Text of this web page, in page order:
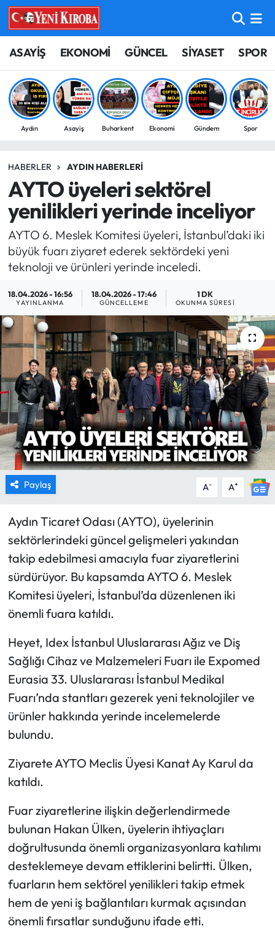
ASAYİŞ EKONOMİ GÜNCEL SİYASET SPOR
Aydın Asayiş Buharkent Ekonomi Gündem Spor
HABERLER AYDIN HABERLERI
AYTO üyeleri sektörel
yenilikleri yerinde inceliyor
AYTO 6. Meslek Komitesi üyeleri, İstanbul’daki iki
büyük fuarı ziyaret ederek sektördeki yeni
teknoloji ve ürünleri yerinde inceledi.
18.04.2026 - 16:56
YAYINLANMA
18.04.2026 - 17:46
GÜNCELLEME
1 DK
OKUNMA SÜRESI
Paylaş A- A+
Aydın Ticaret Odası (AYTO), üyelerinin
sektörlerindeki güncel gelişmeleri yakından
takip edebilmesi amacıyla fuar ziyaretlerini
sürdürüyor. Bu kapsamda AYTO 6. Meslek
Komitesi üyeleri, İstanbul’da düzenlenen iki
önemli fuara katıldı.
Heyet, Idex İstanbul Uluslararası Ağız ve Diş
Sağlığı Cihaz ve Malzemeleri Fuarı ile Expomed
Eurasia 33. Uluslararası İstanbul Medikal
Fuarı’nda stantları gezerek yeni teknolojiler ve
ürünler hakkında yerinde incelemelerde
bulundu.
Ziyarete AYTO Meclis Üyesi Kanat Ay Karul da
katıldı.
Fuar ziyaretlerine ilişkin değerlendirmede
bulunan Hakan Ülken, üyelerin ihtiyaçları
doğrultusunda önemli organizasyonlara katılımı
desteklemeye devam ettiklerini belirtti. Ülken,
fuarların hem sektörel yenilikleri takip etmek
hem de yeni iş bağlantıları kurmak açısından
önemli fırsatlar sunduğunu ifade etti.
ASAYİŞ
BİLİM-TEKNOLOJİ
ÇEVRE
EĞİTİM
EKONOMİ
GÜNCEL
GÜNDEM
MAGAZİN
SAĞLIK
SİYASET
SPOR
TARIM
TURİZM
YAŞAM
RESMİ İLANLAR
HABER İLAN
Aydın Nöbetçi Eczaneler
Aydın Hava Durumu
Aydin Namaz Vakitleri
Süper Lig Puan Durumu ve Fikstür
Tüm Manşetler
Son Dakika Haberleri
Haber Arşivi